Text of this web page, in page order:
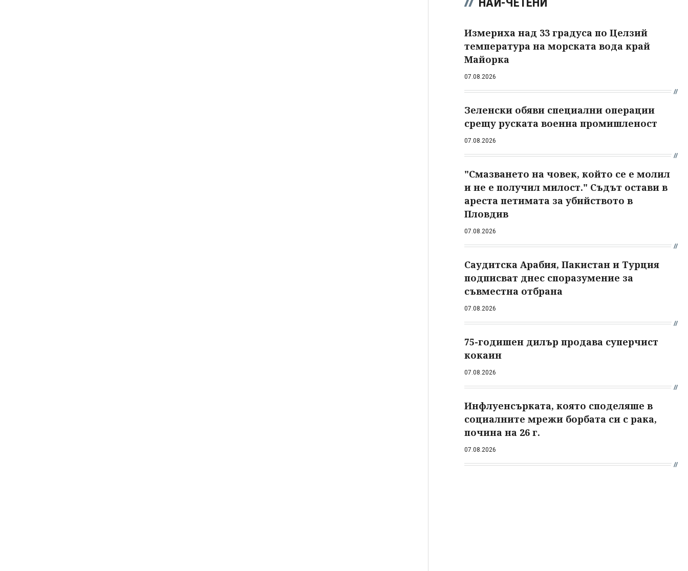
Измериха над 33 градуса по Целзий
температура на морската вода край
Майорка
07.08.2026
Зеленски обяви специални операции
срещу руската военна промишленост
07.08.2026
"Смазването на човек, който се е молил
и не е получил милост." Съдът остави в
ареста петимата за убийството в
Пловдив
07.08.2026
Саудитска Арабия, Пакистан и Турция
подписват днес споразумение за
съвместна отбрана
07.08.2026
75-годишен дилър продава суперчист
кокаин
07.08.2026
Инфлуенсърката, която споделяше в
социалните мрежи борбата си с рака,
почина на 26 г.
07.08.2026